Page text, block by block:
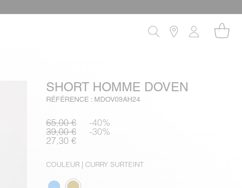
SHORT HOMME DOVEN
RÉFÉRENCE : MDOV09AH24
65,00 € -40%
39,00 € -30%
27,30 €
COULEUR | CURRY SURTEINT